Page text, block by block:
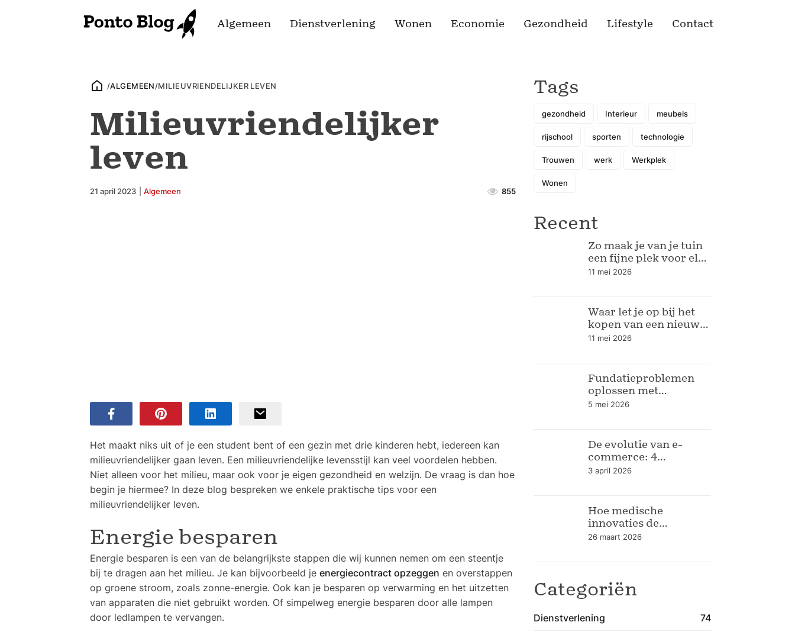
Algemeen Dienstverlening Wonen Economie Gezondheid Lifestyle Contact
/ALGEMEEN/MILIEUVRIENDELIJKER LEVEN
Milieuvriendelijker
leven
21 april 2023 Algemeen 855
Het maakt niks uit of je een student bent of een gezin met drie kinderen hebt, iedereen kan
milieuvriendelijker gaan leven. Een milieuvriendelijke levensstijl kan veel voordelen hebben.
Niet alleen voor het milieu, maar ook voor je eigen gezondheid en welzijn. De vraag is dan hoe
begin je hiermee? In deze blog bespreken we enkele praktische tips voor een
milieuvriendelijker leven.
Energie besparen
Energie besparen is een van de belangrijkste stappen die wij kunnen nemen om een steentje
bij te dragen aan het milieu. Je kan bijvoorbeeld je energiecontract opzeggen en overstappen
op groene stroom, zoals zonne-energie. Ook kan je besparen op verwarming en het uitzetten
van apparaten die niet gebruikt worden. Of simpelweg energie besparen door alle lampen
door ledlampen te vervangen.
Tags
gezondheid Interieur meubels
rijschool sporten technologie
Trouwen werk Werkplek
Wonen
Recent
Zo maak je van je tuin
een fijne plek voor elk
seizoen
11 mei 2026
Waar let je op bij het
kopen van een nieuwe
keuken
11 mei 2026
Fundatieproblemen
oplossen met
bodemrapportage
5 mei 2026
De evolutie van e-
commerce: 4
verpakkingstrends
3 april 2026
Hoe medische
innovaties de
gezondheidszorg
26 maart 2026
Categoriën
Dienstverlening 74